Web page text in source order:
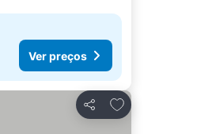
Ver preços
Partilhar
Adicionar aos